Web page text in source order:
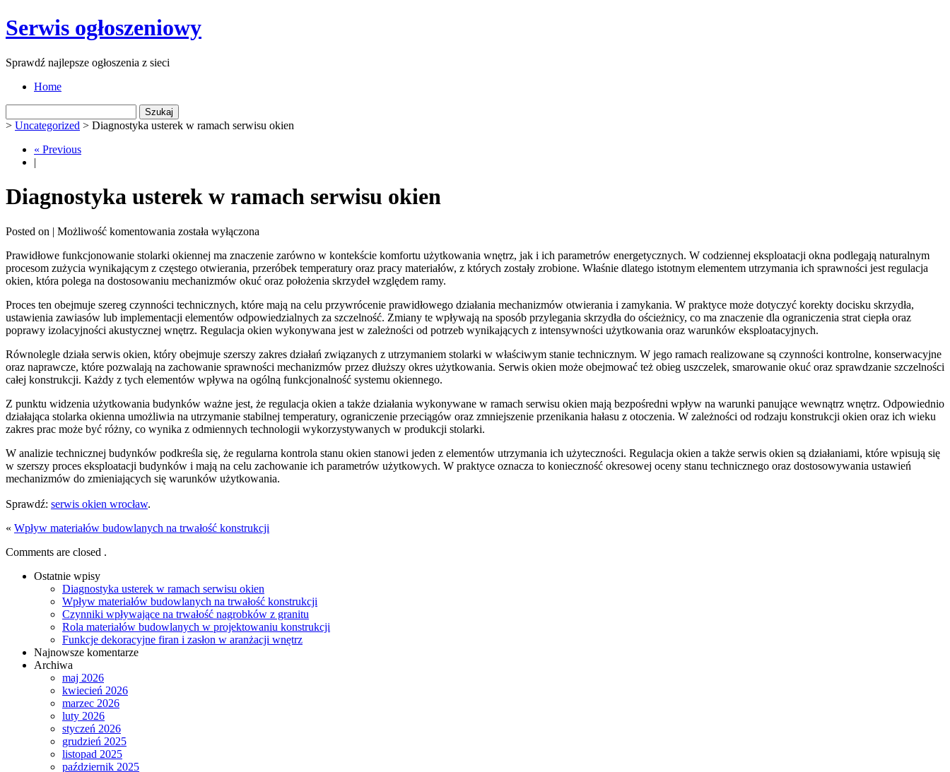
Serwis ogłoszeniowy
Sprawdź najlepsze ogłoszenia z sieci
Home
> Uncategorized > Diagnostyka usterek w ramach serwisu okien
« Previous
|
Diagnostyka usterek w ramach serwisu okien
Posted on | Możliwość komentowania Diagnostyka
w
ramach
serwisu
została wyłączona
Prawidłowe funkcjonowanie stolarki okiennej ma znaczenie zarówno w kontekście komfortu użytkowania wnętrz, jak i ich parametrów energetycznych. W codziennej eksploatacji okna podlegają naturalnym
procesom zużycia wynikającym z częstego otwierania, przeróbek temperatury oraz pracy materiałów, z których zostały zrobione. Właśnie dlatego istotnym elementem utrzymania ich sprawności jest regulacja
okien, która polega na dostosowaniu mechanizmów okuć oraz położenia skrzydeł względem ramy.
Proces ten obejmuje szereg czynności technicznych, które mają na celu przywrócenie prawidłowego działania mechanizmów otwierania i zamykania. W praktyce może dotyczyć korekty docisku skrzydła,
ustawienia zawiasów lub implementacji elementów odpowiedzialnych za szczelność. Zmiany te wpływają na sposób przylegania skrzydła do ościeżnicy, co ma znaczenie dla ograniczenia strat ciepła oraz
poprawy izolacyjności akustycznej wnętrz. Regulacja okien wykonywana jest w zależności od potrzeb wynikających z intensywności użytkowania oraz warunków eksploatacyjnych.
Równolegle działa serwis okien, który obejmuje szerszy zakres działań związanych z utrzymaniem stolarki w właściwym stanie technicznym. W jego ramach realizowane są czynności kontrolne, konserwacyjne
oraz naprawcze, które pozwalają na zachowanie sprawności mechanizmów przez dłuższy okres użytkowania. Serwis okien może obejmować też obieg uszczelek, smarowanie okuć oraz sprawdzanie szczelności
całej konstrukcji. Każdy z tych elementów wpływa na ogólną funkcjonalność systemu okiennego.
Z punktu widzenia użytkowania budynków ważne jest, że regulacja okien a także działania wykonywane w ramach serwisu okien mają bezpośredni wpływ na warunki panujące wewnątrz wnętrz. Odpowiednio
działająca stolarka okienna umożliwia na utrzymanie stabilnej temperatury, ograniczenie przeciągów oraz zmniejszenie przenikania hałasu z otoczenia. W zależności od rodzaju konstrukcji okien oraz ich wieku
zakres prac może być różny, co wynika z odmiennych technologii wykorzystywanych w produkcji stolarki.
W analizie technicznej budynków podkreśla się, że regularna kontrola stanu okien stanowi jeden z elementów utrzymania ich użyteczności. Regulacja okien a także serwis okien są działaniami, które wpisują się
w szerszy proces eksploatacji budynków i mają na celu zachowanie ich parametrów użytkowych. W praktyce oznacza to konieczność okresowej oceny stanu technicznego oraz dostosowywania ustawień
mechanizmów do zmieniających się warunków użytkowania.
Sprawdź: serwis okien wrocław.
« Wpływ materiałów budowlanych na trwałość konstrukcji
Comments are closed .
Ostatnie wpisy
Diagnostyka usterek w ramach serwisu okien
Wpływ materiałów budowlanych na trwałość konstrukcji
Czynniki wpływające na trwałość nagrobków z granitu
Rola materiałów budowlanych w projektowaniu konstrukcji
Funkcje dekoracyjne firan i zasłon w aranżacji wnętrz
Najnowsze komentarze
Archiwa
maj 2026
kwiecień 2026
marzec 2026
luty 2026
styczeń 2026
grudzień 2025
listopad 2025
październik 2025